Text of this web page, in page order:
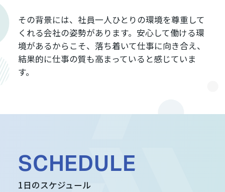
その背景には、社員一人ひとりの環境を尊重して
くれる会社の姿勢があります。安心して働ける環
境があるからこそ、落ち着いて仕事に向き合え、
結果的に仕事の質も高まっていると感じていま
す。
SCHEDULE
1日のスケジュール